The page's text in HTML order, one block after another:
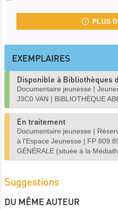
PLUS
EXEMPLAIRES
Disponible à Bibliothèques
Documentaire jeunesse |
J3C0 VAN | BIBLIOTHÈQUE
En traitement
Documentaire jeunesse |
à l'Espace Jeunesse | FP
GÉNÉRALE (située à la
Suggestions
DU MÊME AUTEUR